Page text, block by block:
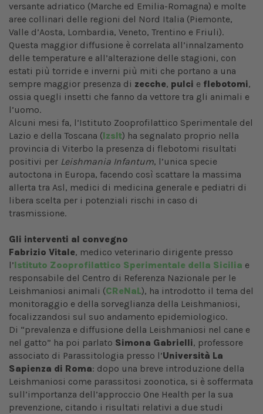
versante adriatico (Marche ed Emilia-Romagna) e molte
aree collinari delle regioni del Nord Italia (Piemonte,
Valle d’Aosta, Lombardia, Veneto, Trentino e Friuli).
Questa maggior diffusione è correlata all’innalzamento
delle temperature e all’alterazione delle stagioni, con
estati più torride e inverni più miti che portano a una
sempre maggior presenza di zecche, pulci e flebotomi,
ossia quegli insetti che fanno da vettore tra gli animali e
l’uomo.
Alcuni mesi fa, l’Istituto Zooprofilattico Sperimentale del
Lazio e della Toscana (Izslt) ha segnalato proprio nella
provincia di Viterbo la presenza di flebotomi risultati
positivi per Leishmania Infantum, l’unica specie
autoctona in Europa, facendo così scattare la massima
allerta tra Asl, medici di medicina generale e pediatri di
libera scelta per i potenziali rischi in caso di
trasmissione.
Gli interventi al convegno
Fabrizio Vitale, medico veterinario dirigente presso
l’Istituto Zooprofilattico Sperimentale della Sicilia e
responsabile del Centro di Referenza Nazionale per le
Leishmaniosi animali (CReNaL), ha introdotto il tema del
monitoraggio e della sorveglianza della Leishmaniosi,
focalizzandosi sul suo andamento epidemiologico.
Di “prevalenza e diffusione della Leishmaniosi nel cane e
nel gatto” ha poi parlato Simona Gabrielli, professore
associato di Parassitologia presso l’Università La
Sapienza di Roma: dopo una breve introduzione della
Leishmaniosi come parassitosi zoonotica, si è soffermata
sull’importanza dell’approccio One Health per la sua
prevenzione, citando i risultati relativi a due studi